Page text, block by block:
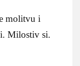
molitvu i
Milostiv si.